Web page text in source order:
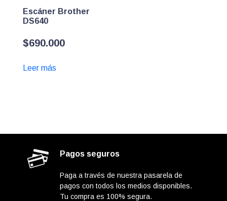
Escáner Brother
DS640
$690.000
Leer más
Pagos seguros
Paga a través de nuestra pasarela de
pagos con todos los medios disponibles.
Tu compra es 100% segura.